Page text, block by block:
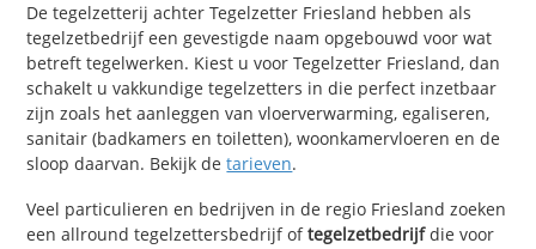
De tegelzetterij achter Tegelzetter Friesland hebben als
tegelzetbedrijf een gevestigde naam opgebouwd voor wat
betreft tegelwerken. Kiest u voor Tegelzetter Friesland, dan
schakelt u vakkundige tegelzetters in die perfect inzetbaar
zijn zoals het aanleggen van vloerverwarming, egaliseren,
sanitair (badkamers en toiletten), woonkamervloeren en de
sloop daarvan. Bekijk detarieven.
Veel particulieren en bedrijven in de regio Friesland zoeken
een allround tegelzettersbedrijf oftegelzetbedrijfdie voor